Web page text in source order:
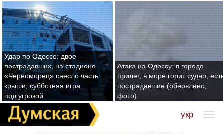
Удар по Одессе: двое
пострадавших, на стадионе
«Черноморец» снесло часть
крыши, субботняя игра
под угрозой
Атака на Одессу: в городе
прилет, в море горит судно,
пострадавшие (обновлено,
фото)
укр